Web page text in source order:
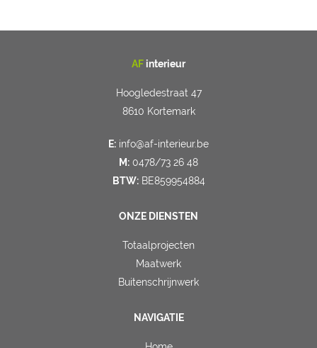
AF interieur
Hoogledestraat 47
8610 Kortemark
E: info@af-interieur.be
M: 0478/73 26 48
BTW:BE859954884
ONZE DIENSTEN
Totaalprojecten
Maatwerk
Buitenschrijnwerk
NAVIGATIE